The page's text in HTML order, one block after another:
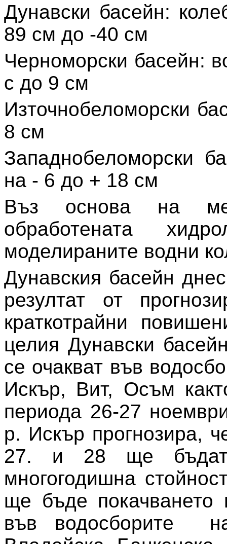
Дунавски басейн:
89 см до -40 см
Черноморски басейн:
с до 9 см
Източнобеломорски
8 см
Западнобеломорски
на - 6 до + 18 см
Въз основа на
обработената
моделираните водни
Дунавския басейн
резултат от
краткотрайни
целия Дунавски
се очакват във
Искър, Вит, Осъм
периода 26-27
р. Искър прогнозира,
27. и 28 ще бъдат
многогодишна
ще бъде покачването
във водосборите